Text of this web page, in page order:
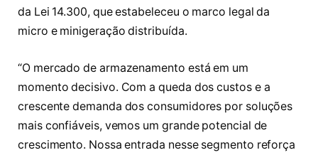
da Lei 14.300, que estabeleceu o marco legal da
micro e minigeração distribuída.
“O mercado de armazenamento está em um
momento decisivo. Com a queda dos custos e a
crescente demanda dos consumidores por soluções
mais confiáveis, vemos um grande potencial de
crescimento. Nossa entrada nesse segmento reforça